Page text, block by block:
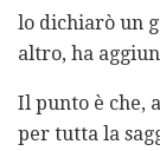
lo dichiarò un
altro, ha
Il punto è che,
per tutta la